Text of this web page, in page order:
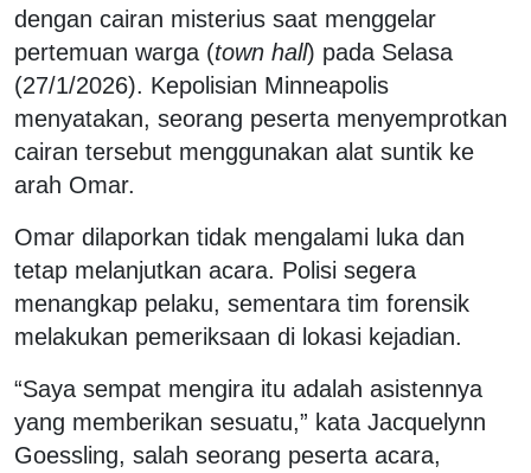
dengan cairan misterius saat menggelar
pertemuan warga (town hall) pada Selasa
(27/1/2026). Kepolisian Minneapolis
menyatakan, seorang peserta menyemprotkan
cairan tersebut menggunakan alat suntik ke
arah Omar.
Omar dilaporkan tidak mengalami luka dan
tetap melanjutkan acara. Polisi segera
menangkap pelaku, sementara tim forensik
melakukan pemeriksaan di lokasi kejadian.
“Saya sempat mengira itu adalah asistennya
yang memberikan sesuatu,” kata Jacquelynn
Goessling, salah seorang peserta acara,